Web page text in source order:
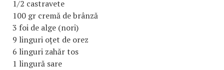
1/2 castravete
100 gr cremă de brânză
3 foi de alge (nori)
9 linguri oțet de orez
6 linguri zahăr tos
1 lingură sare